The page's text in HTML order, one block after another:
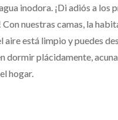
inodora. ¡Di adiós a los
nuestras camas, la
aire está limpio y puedes
dormir plácidamente,
hogar.